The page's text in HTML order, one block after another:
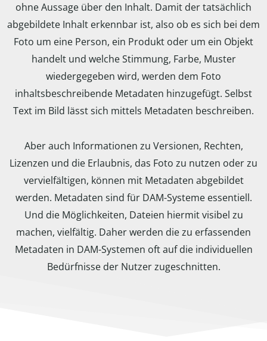
ohne Aussage über den Inhalt. Damit der tatsächlich
abgebildete Inhalt erkennbar ist, also ob es sich bei dem
Foto um eine Person, ein Produkt oder um ein Objekt
handelt und welche Stimmung, Farbe, Muster
wiedergegeben wird, werden dem Foto
inhaltsbeschreibende Metadaten hinzugefügt. Selbst
Text im Bild lässt sich mittels Metadaten beschreiben.
Aber auch Informationen zu Versionen, Rechten,
Lizenzen und die Erlaubnis, das Foto zu nutzen oder zu
vervielfältigen, können mit Metadaten abgebildet
werden. Metadaten sind für DAM-Systeme essentiell.
Und die Möglichkeiten, Dateien hiermit visibel zu
machen, vielfältig. Daher werden die zu erfassenden
Metadaten in DAM-Systemen oft auf die individuellen
Bedürfnisse der Nutzer zugeschnitten.